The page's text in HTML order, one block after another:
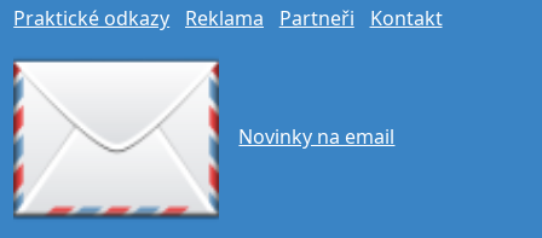
Praktické odkazy
Reklama Partneři Kontakt
Novinky na email